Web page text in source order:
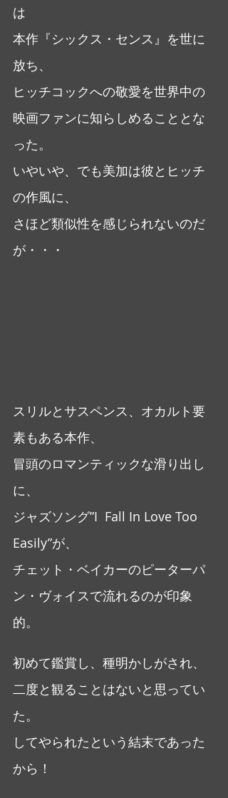
は
本作『シックス・センス』を世に
放ち、
ヒッチコックへの敬愛を世界中の
映画ファンに知らしめることとな
った。
いやいや、でも美加は彼とヒッチ
の作風に、
さほど類似性を感じられないのだ
が・・・
スリルとサスペンス、オカルト要
素もある本作、
冒頭のロマンティックな滑り出し
に、
ジャズソング”I  Fall In Love Too
Easily”が、
チェット・ベイカーのピーターパ
ン・ヴォイスで流れるのが印象
的。
初めて鑑賞し、種明かしがされ、
二度と観ることはないと思ってい
た。
してやられたという結末であった
から！